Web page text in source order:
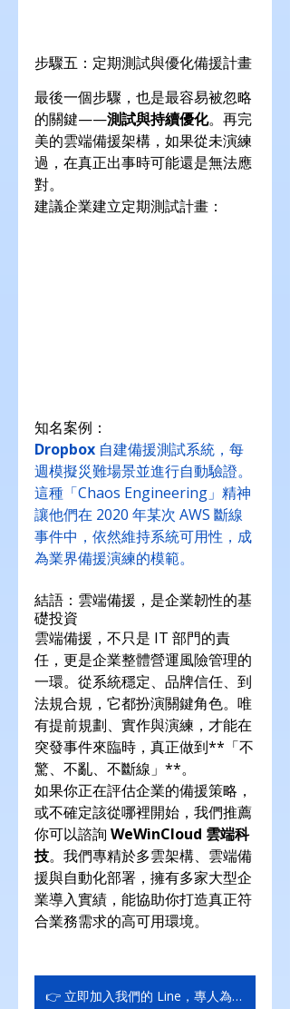
步驟五：定期測試與優化備援計畫
最後一個步驟，也是最容易被忽略
的關鍵——測試與持續優化。再完
美的雲端備援架構，如果從未演練
過，在真正出事時可能還是無法應
對。
建議企業建立定期測試計畫：
知名案例：
Dropbox 自建備援測試系統，每
週模擬災難場景並進行自動驗證。
這種「Chaos Engineering」精神
讓他們在 2020 年某次 AWS 斷線
事件中，依然維持系統可用性，成
為業界備援演練的模範。
結語：雲端備援，是企業韌性的基
礎投資
雲端備援，不只是 IT 部門的責
任，更是企業整體營運風險管理的
一環。從系統穩定、品牌信任、到
法規合規，它都扮演關鍵角色。唯
有提前規劃、實作與演練，才能在
突發事件來臨時，真正做到**「不
驚、不亂、不斷線」**。
如果你正在評估企業的備援策略，
或不確定該從哪裡開始，我們推薦
你可以諮詢 WeWinCloud 雲端科
技。我們專精於多雲架構、雲端備
援與自動化部署，擁有多家大型企
業導入實績，能協助你打造真正符
合業務需求的高可用環境。
👉 立即加入我們的 Line，專人為您服務！